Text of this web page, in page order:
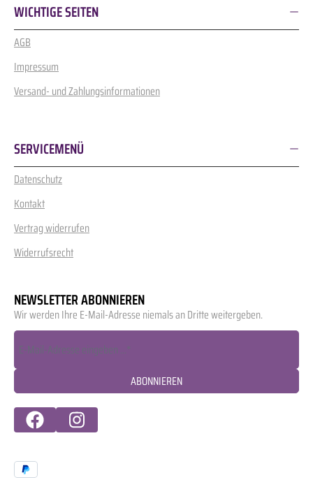
WICHTIGE SEITEN
AGB
Impressum
Versand- und Zahlungsinformationen
SERVICEMENÜ
Datenschutz
Kontakt
Vertrag widerrufen
Widerrufsrecht
NEWSLETTER ABONNIEREN
Wir werden Ihre E-Mail-Adresse niemals an Dritte weitergeben.
ABONNIEREN